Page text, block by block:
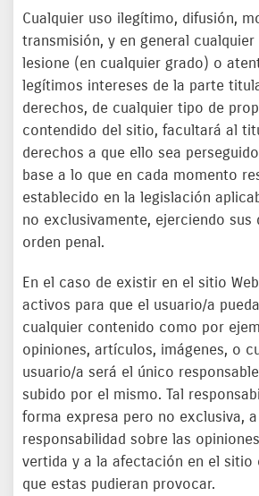
Cualquier uso ilegítimo, difusión,
transmisión, y en general
lesione (en cualquier grado) o
legítimos intereses de la parte
derechos, de cualquier tipo de
contendido del sitio, facultará al
derechos a que ello sea
base a lo que en cada momento
establecido en la legislación
no exclusivamente, ejerciendo sus
orden penal.
En el caso de existir en el sitio
activos para que el usuario/a
cualquier contenido como por
opiniones, artículos, imágenes, o
usuario/a será el único
subido por el mismo. Tal
forma expresa pero no exclusiva,
responsabilidad sobre las
vertida y a la afectación en el sitio
que estas pudieran provocar.